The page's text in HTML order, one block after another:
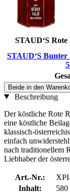
STAUD‘S
STAUD‘S Bunter
Beide in den
Beschreibung
Der köstliche Rote
eine köstliche
klassisch-
einfach
nach traditionellem
Liebhaber der
Art.-Nr.:
Inhalt:
580